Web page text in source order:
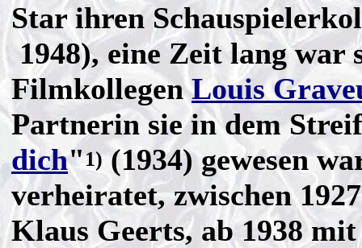
Star ihren
1948), eine Zeit lang war
FilmkollegenLouis
Partnerin sie in dem
dich"1)(1934) gewesen
verheiratet, zwischen
Klaus Geerts, ab 1938